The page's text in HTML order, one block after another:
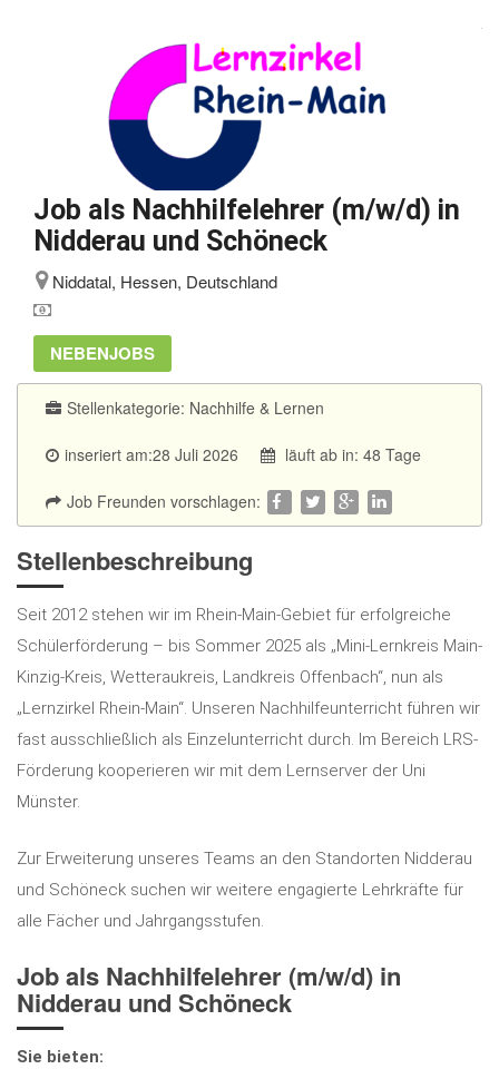
Job als Nachhilfelehrer (m/w/d) in
Nidderau und Schöneck
Niddatal, Hessen, Deutschland
NEBENJOBS
Stellenkategorie: Nachhilfe & Lernen
inseriert am:28 Juli 2026 läuft ab in: 48 Tage
Job Freunden vorschlagen:
Stellenbeschreibung
Seit 2012 stehen wir im Rhein-Main-Gebiet für erfolgreiche
Schülerförderung – bis Sommer 2025 als „Mini-Lernkreis Main-
Kinzig-Kreis, Wetteraukreis, Landkreis Offenbach“, nun als
„Lernzirkel Rhein-Main“. Unseren Nachhilfeunterricht führen wir
fast ausschließlich als Einzelunterricht durch. Im Bereich LRS-
Förderung kooperieren wir mit dem Lernserver der Uni
Münster.
Zur Erweiterung unseres Teams an den Standorten Nidderau
und Schöneck suchen wir weitere engagierte Lehrkräfte für
alle Fächer und Jahrgangsstufen.
Job als Nachhilfelehrer (m/w/d) in
Nidderau und Schöneck
Sie bieten: